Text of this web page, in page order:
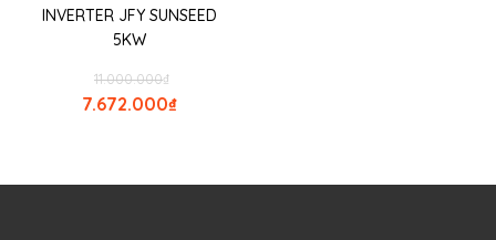
INVERTER JFY SUNSEED
5KW
₫
11.000.000
₫
7.672.000